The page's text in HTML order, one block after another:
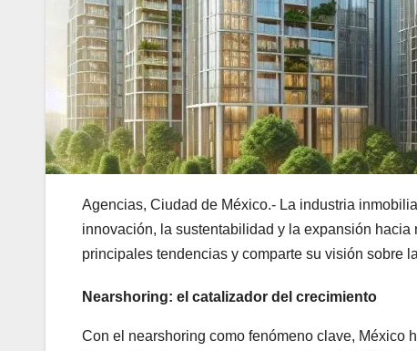
Agencias, Ciudad de México.- La industria
innovación, la sustentabilidad y la expansión
principales tendencias y comparte su visión sobre
Nearshoring: el catalizador del crecimiento
Con el nearshoring como fenómeno clave, México